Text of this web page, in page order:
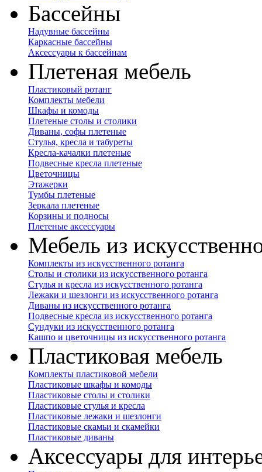
Бассейны
Надувные бассейны
Каркасные бассейны
Аксессуары к бассейнам
Плетеная мебель
Пластиковый ротанг
Комплекты мебели
Шкафы и комоды
Плетеные столы и столики
Диваны, софы плетеные
Стулья, кресла и табуреты
Кресла-качалки плетеные
Подвесные кресла плетеные
Цветочницы
Этажерки
Тумбы плетеные
Зеркала плетеные
Корзины и подносы
Плетеные аксессуары
Мебель из
Комплекты из искусственного ротанга
Столы и столики из искусственного ротанга
Стулья и кресла из искусственного ротанга
Лежаки и шезлонги из искусственного ротанга
Диваны из искусственного ротанга
Подвесные кресла из искусственного ротанга
Сундуки из искусственного ротанга
Кашпо и цветочницы из искусственного ротанга
Пластиковая мебель
Комплекты пластиковой мебели
Пластиковые шкафы и комоды
Пластиковые столы и столики
Пластиковые стулья и кресла
Пластиковые лежаки и шезлонги
Пластиковые скамьи и скамейки
Пластиковые диваны
Аксессуары для